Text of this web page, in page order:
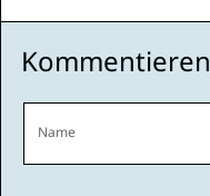
Kommentieren
Name